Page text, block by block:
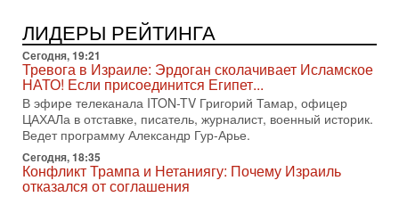
Президент США Дональд Трамп сегодня заявил, что
Ормузский пролив может быть открыт «очень скоро». По
его словам, если этого не произойдет, Иран ждет
4-08-2026, 20:08
Трамп выбирает подходящий момент для удара!
Украину никогда не примут в НАТО
Сегодня гость нашей студии капитан 1-го ранга ВМC США
(в отставке) Гарри (Юрий) Табах, в прошлом: командир
антитеррористического центра НАТО в
ЛИДЕРЫ РЕЙТИНГА
Сегодня, 19:21
Тревога в Израиле: Эрдоган сколачивает Исламское
НАТО! Если присоединится Египет...
В эфире телеканала ITON-TV Григорий Тамар, офицер
ЦАХАЛа в отставке, писатель, журналист, военный историк.
Ведет программу Александр Гур-Арье.
Сегодня, 18:35
Конфликт Трампа и Нетаниягу: Почему Израиль
отказался от соглашения